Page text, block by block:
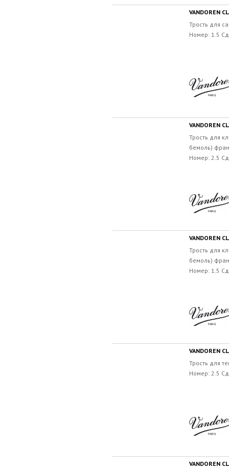
VANDOREN
Трость для
Номер: 1.5
VANDOREN
Трость для
бемоль)
Номер: 2.5
VANDOREN
Трость для
бемоль)
Номер: 1.5
VANDOREN
Трость для
Номер: 2.5
VANDOREN